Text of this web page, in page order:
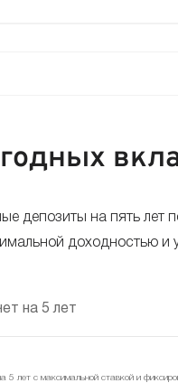
депозиты на пять лет
доходностью
на 5 лет
5 лет с максимальной ставкой и